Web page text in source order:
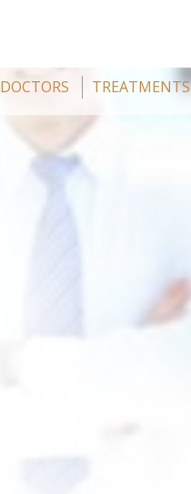
DOCTORS TREATMENTS